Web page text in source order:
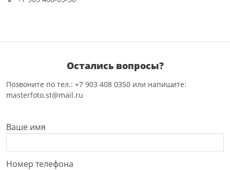
Остались вопросы?
Позвоните по тел.: +7 903 408 0350 или напишите:
masterfoto.st@mail.ru
Ваше имя
Номер телефона